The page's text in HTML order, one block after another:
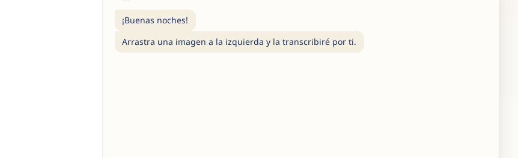
¡Buenas noches!
Arrastra una imagen a la izquierda y la transcribiré por ti.